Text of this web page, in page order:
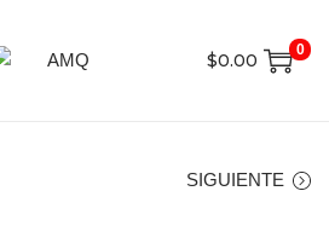
$0.00
0
SIGUIENTE